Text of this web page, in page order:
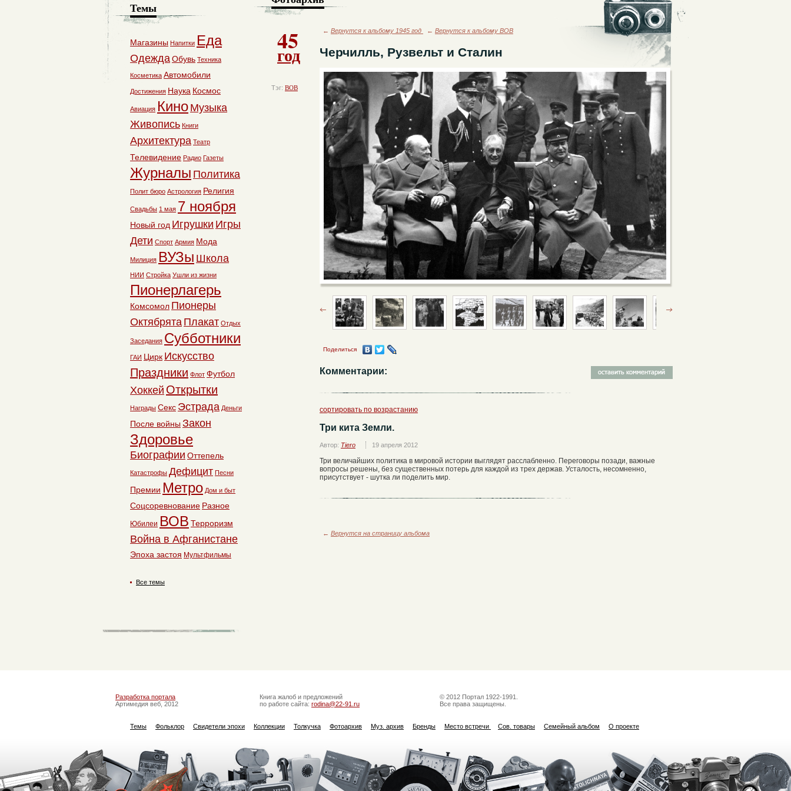
45
год
Тэг: ВОВ
← Вернутся к альбому 1945 год ← Вернутся к альбому ВОВ
Черчилль, Рузвельт и Сталин
Поделиться
Комментарии:
сортировать по возрастанию
Три кита Земли.
Автор: Tiero 19 апреля 2012
Три величайших политика в мировой истории выглядят расслабленно. Переговоры позади, важные
вопросы решены, без существенных потерь для каждой из трех держав. Усталость, несомненно,
присутствует - шутка ли поделить мир.
← Вернутся на страницу альбома
Темы
Магазины Напитки Еда
ОдеждаОбувь Техника
Косметика Автомобили
Достижения Наука Космос
Авиация Кино Музыка
Живопись Книги
Архитектура Театр
Телевидение Радио Газеты
Журналы Политика
Полит бюро Астрология Религия
Свадьбы 1 мая 7 ноября
Новый год Игрушки Игры
Дети Спорт Армия Мода
Милиция ВУЗы Школа
НИИ Стройка Ушли из жизни
Пионерлагерь
Комсомол Пионеры
Октябрята Плакат Отдых
Заседания Субботники
ГАИ Цирк Искусство
Праздники Флот Футбол
Хоккей Открытки
Награды Секс Эстрада Деньги
После войны Закон
Здоровье
Биографии Оттепель
Катастрофы Дефицит Песни
Премии Метро Дом и быт
Соцсоревнование Разное
Юбилеи ВОВ Терроризм
Война в Афганистане
Эпоха застоя Мультфильмы
Все темы
Разработка портала
Артимедия веб, 2012
Книга жалоб и предложений
по работе сайта: rodina@22-91.ru
© 2012 Портал 1922-1991.
Все права защищены.
Темы Фольклор Свидетели эпохи Коллекции Толкучка Фотоархив Муз. архив Бренды Место встречи Сов. товары Семейный альбом О проекте